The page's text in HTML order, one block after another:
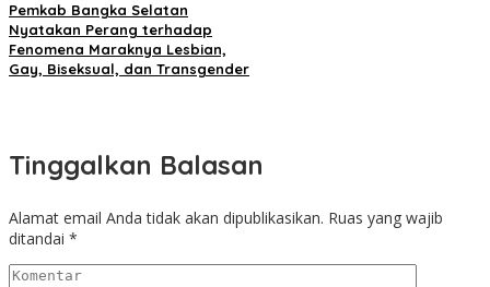
Pemkab Bangka Selatan
Nyatakan Perang terhadap
Fenomena Maraknya Lesbian,
Gay, Biseksual, dan Transgender
Tinggalkan Balasan
Alamat email Anda tidak akan dipublikasikan. Ruas yang wajib
ditandai *